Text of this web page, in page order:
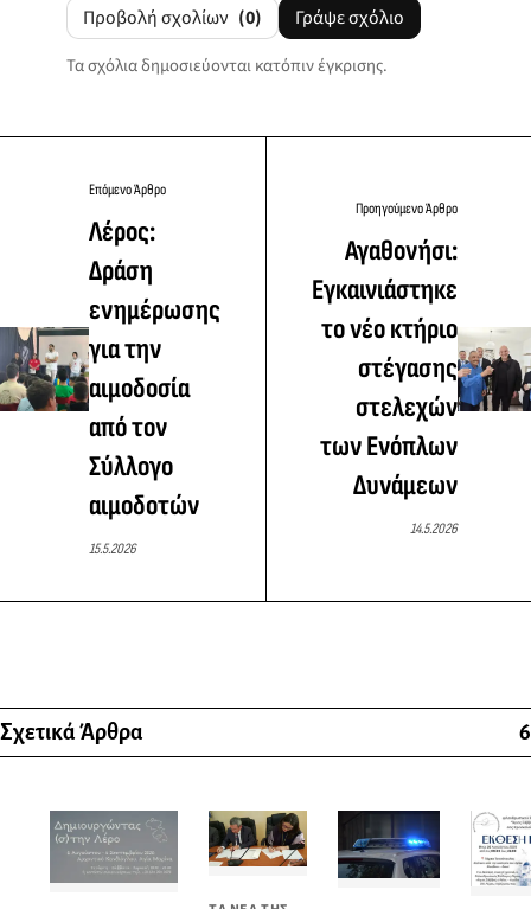
Προβολή σχολίων (0) Γράψε σχόλιο
Τα σχόλια δημοσιεύονται κατόπιν έγκρισης.
Επόμενο Άρθρο
Λέρος:
Δράση
ενημέρωσης
για την
αιμοδοσία
από τον
Σύλλογο
αιμοδοτών
15.5.2026
Προηγούμενο Άρθρο
Αγαθονήσι:
Εγκαινιάστηκε
το νέο κτήριο
στέγασης
στελεχών
των Ενόπλων
Δυνάμεων
14.5.2026
Σχετικά Άρθρα 6